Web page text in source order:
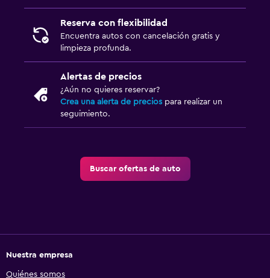
Reserva con flexibilidad
Encuentra autos con cancelación gratis y
limpieza profunda.
Alertas de precios
¿Aún no quieres reservar?
Crea una alerta de precios para realizar un
seguimiento.
Buscar ofertas de auto
Nuestra empresa
Quiénes somos